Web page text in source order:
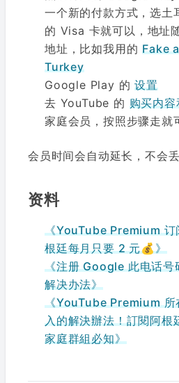
一个新的付款方式，选土
的 Visa 卡就可以，地址
地址，比如我用的Fake
Turkey
Google Play 的设置
去 YouTube 的 购买内
家庭会员，按照步骤走就
会员时间会自动延长，不会丢
资料
《YouTube Premium 订
根廷每月只要 2 元💰》
《注册 Google 此电话号
解决办法》
《YouTube Premium 所
入的解決辦法！訂閱阿根
家庭群組必知》